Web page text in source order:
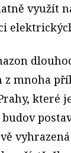
využít
z mnoha
které